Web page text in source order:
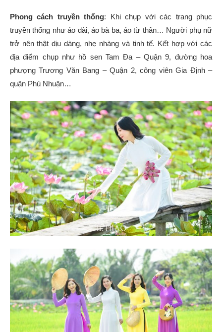
Phong cách truyền thống: Khi chụp với các trang phục
truyền thống như áo dài, áo bà ba, áo từ thân… Người phụ nữ
trở nên thật dịu dàng, nhẹ nhàng và tinh tế. Kết hợp với các
địa điểm chụp như hồ sen Tam Đa – Quận 9, đường hoa
phượng Trương Văn Bang – Quận 2, công viên Gia Định –
quận Phú Nhuận…